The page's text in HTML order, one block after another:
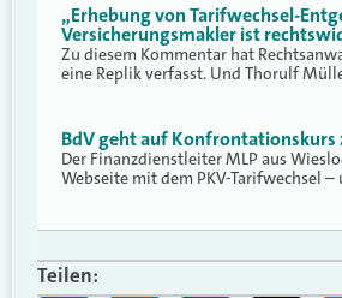
„Erhebung von Tarifwechsel-
Versicherungsmakler ist
Zu diesem Kommentar hat
eine Replik verfasst. Und Thorulf
BdV geht auf Konfrontationskurs
Der Finanzdienstleiter MLP aus
Webseite mit dem PKV-Tarifwechsel
Teilen: